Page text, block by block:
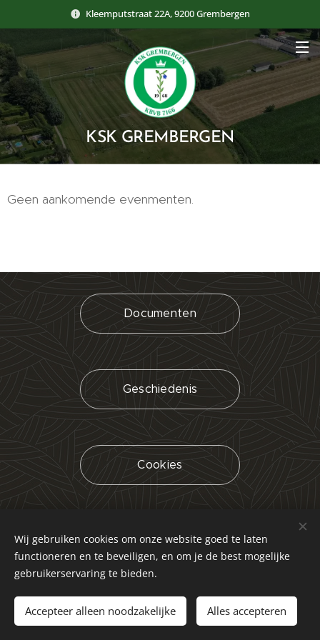
Kleemputstraat 22A, 9200 Grembergen
KSK GREMBERGEN
Geen aankomende evenmenten.
Documenten
Geschiedenis
Cookies
GDPR
Onze Sponsors Cookies
Wij gebruiken cookies om onze website goed te laten
functioneren en te beveiligen, en om je de best mogelijke
gebruikerservaring te bieden.
Accepteer alleen noodzakelijke Alles accepteren